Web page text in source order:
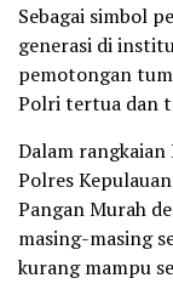
Sebagai simbol
generasi di
pemotongan
Polri tertua dan
Dalam
Polres
Pangan Murah
masing-masing
kurang mampu